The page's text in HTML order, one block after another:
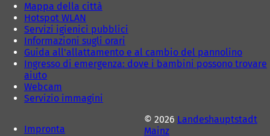
Mappa della città
Hotspot WLAN
Servizi igienici pubblici
Informazioni sugli orari
Guida all'allattamento e al cambio del pannolino
Ingresso di emergenza: dove i bambini possono trovare
aiuto
Webcam
Servizio immagini
Impronta
© 2026 Landeshauptstadt
Mainz